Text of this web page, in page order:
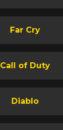
Far Cry
Call of Duty
Diablo